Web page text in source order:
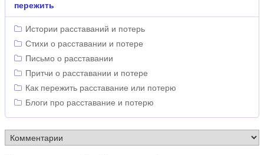
пережить
Истории расставаний и потерь
Стихи о расставании и потере
Письмо о расставании
Притчи о расставании и потере
Как пережить расставание или потерю
Блоги про расставание и потерю